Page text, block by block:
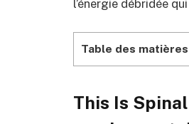
l’énergie débridée
Table des matières
This Is